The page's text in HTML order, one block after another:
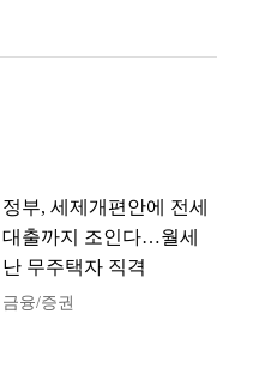
정부, 세제개편안에 전세
대출까지 조인다…월세
난 무주택자 직격
금융/증권